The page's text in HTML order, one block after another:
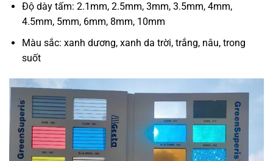
Độ dày tấm: 2.1mm, 2.5mm, 3mm, 3.5mm, 4mm,
4.5mm, 5mm, 6mm, 8mm, 10mm
Màu sắc: xanh dương, xanh da trời, trắng, nâu, trong
suốt